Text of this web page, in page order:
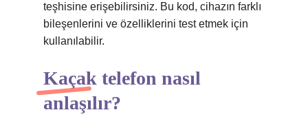
teşhisine erişebilirsiniz. Bu kod, cihazın farklı
bileşenlerini ve özelliklerini test etmek için
kullanılabilir.
Kaçak telefon nasıl
anlaşılır?